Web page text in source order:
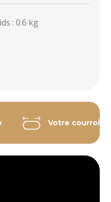
: 0.6 kg
Votre courroie